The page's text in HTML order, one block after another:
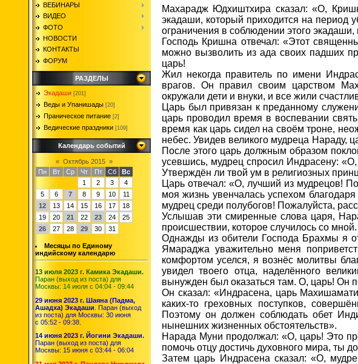
ВЕБИНАРЫ
ВИДЕО
ФОТО
НОВОСТИ
КОНТАКТЫ
ФОРУМ
РАЗДЕЛЫ
Экадаши [201]
Веды и Упанишады [20]
Праническое питание [2]
Ведические праздники [109]
Календарь событий
« Октябрь 2015 »
Пн
Вт Ср Чт Пт Сб
Вс
1
2 3
4
5
6 7 8 9 10
11
12
13 14 15 16 17
18
19
20 21 22 23 24
25
26
27 28 29 30 31
Месяцы по Единому
индийскому календарю
13 июля 2023 г. Камика Экадаши.
Паран (выход из поста) для
Москвы: 14 июля с 04:04 - 09:44
29 июня 2023 г. Шаяна (Падма,
Ашадха) Экадаши . Паран (выход
из поста) для Москвы: 30 июня
с 05:52 - 09:38.
14 июня 2023 г. Йогини Экадаши.
Паран (выход из поста) для
Москвы: 15 июня с 03:44 - 06:04
Махарадж Юдхиштхира сказал: «О,
экадаши, который приходится на период
ограничения в соблюдении этого
Господь Кришна отвечал: «Этот
можно вызволить из ада своих падших
царь!
Жил некогда правитель по имени
врагов. Он правил своим царством
окружали дети и внуки, и все жили
Царь был привязан к преданному
царь проводил время в воспевании
время как царь сидел на своём троне,
небес. Увидев великого мудреца Нараду,
После этого царь должным образом
усевшись, мудрец спросил Индрасену:
Утверждён ли твой ум в религиозных
Царь отвечал: «О, лучший из мудрецов!
моя жизнь увенчалась успехом
мудрец среди полубогов! Пожалуйста,
Услышав эти смиренные слова царя,
происшествии, которое случилось со
Однажды из обители Господа Брахмы я
Ямараджа уважительно меня
комфортом уселся, я вознёс молитвы
увидел твоего отца, наделённого
вынужден был оказаться там. О, царь! Он
Он сказал: «Индрасена, царь
каких-то греховных поступков,
Поэтому он должен соблюдать обет
нынешних жизненных обстоятельств».
Нарада Муни продолжал: «О, царь! Это
помочь отцу достичь духовного мира, ты
Затем царь Индрасена сказал: «О,